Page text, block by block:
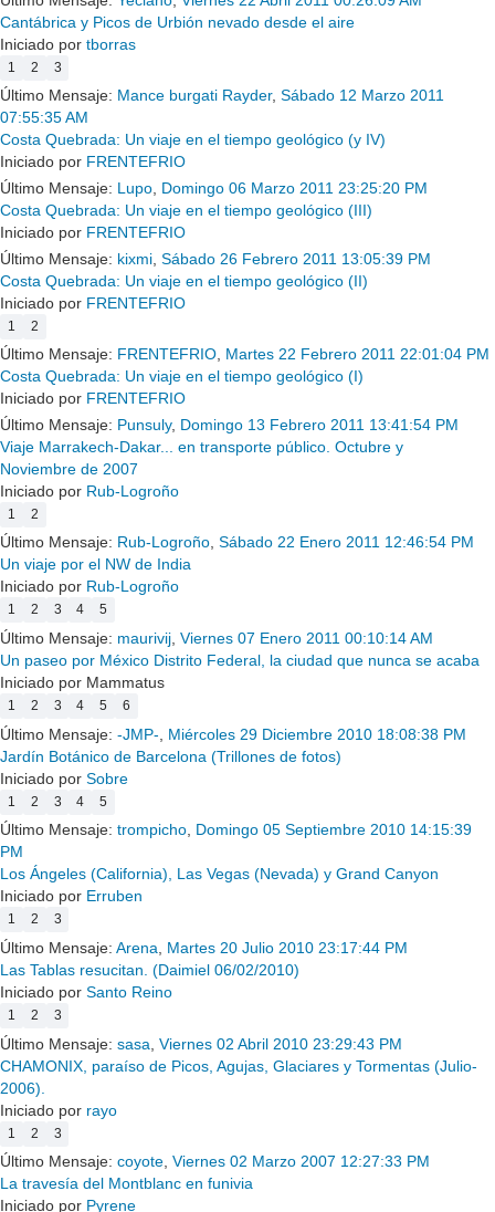
Cantábrica y Picos de Urbión nevado desde el aire
Iniciado por tborras
1 2 3
Último Mensaje: Mance burgati Rayder, Sábado 12 Marzo 2011
07:55:35 AM
Costa Quebrada: Un viaje en el tiempo geológico (y IV)
Iniciado por FRENTEFRIO
Último Mensaje: Lupo Domingo 06 Marzo 2011 23:25:20 PM
Costa Quebrada: Un viaje en el tiempo geológico (III)
Iniciado por FRENTEFRIO
Último Mensaje: kixmi Sábado 26 Febrero 2011 13:05:39 PM
Costa Quebrada: Un viaje en el tiempo geológico (II)
Iniciado por FRENTEFRIO
1 2
Último Mensaje: FRENTEFRIO Martes 22 Febrero 2011 22:01:04 PM
Costa Quebrada: Un viaje en el tiempo geológico (I)
Iniciado por FRENTEFRIO
Último Mensaje: Punsuly, Domingo 13 Febrero 2011 13:41:54 PM
Viaje Marrakech-Dakar... en transporte público. Octubre y
Noviembre de 2007
Iniciado por Rub-Logroño
1 2
Último Mensaje: Rub-Logroño, Sábado 22 Enero 2011 12:46:54 PM
Un viaje por el NW de India
Iniciado por Rub-Logroño
1 2 3 4 5
Último Mensaje: maurivij Viernes 07 Enero 2011 00:10:14 AM
Un paseo por México Distrito Federal, la ciudad que nunca se acaba
Iniciado por Mammatus
1 2 3 4 5 6
Último Mensaje: -JMP-
Miércoles 29 Diciembre 2010 18:08:38 PM
Jardín Botánico de Barcelona (Trillones de fotos)
Iniciado por Sobre
1 2 3 4 5
Último Mensaje: trompicho, Domingo 05 Septiembre 2010 14:15:39
PM
Los Ángeles (California), Las Vegas (Nevada) y Grand Canyon
Iniciado por Erruben
1 2 3
Último Mensaje: Arena
Martes 20 Julio 2010 23:17:44 PM
Las Tablas resucitan. (Daimiel 06/02/2010)
Iniciado por Santo Reino
1 2 3
Último Mensaje: sasa Viernes 02 Abril 2010 23:29:43 PM
CHAMONIX, paraíso de Picos, Agujas, Glaciares y Tormentas (Julio-
2006).
Iniciado por rayo
1 2 3
Último Mensaje: coyote Viernes 02 Marzo 2007 12:27:33 PM
La travesía del Montblanc en funivia
Iniciado por Pyrene